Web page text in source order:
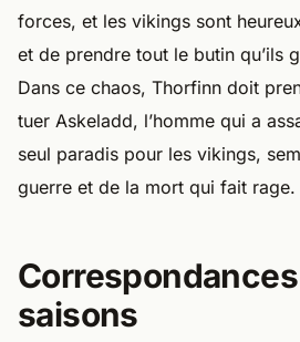
forces, et les vikings sont
et de prendre tout le butin qu’ils
Dans ce chaos, Thorfinn doit
tuer Askeladd, l’homme qui a
seul paradis pour les vikings,
guerre et de la mort qui fait rage.
saisons